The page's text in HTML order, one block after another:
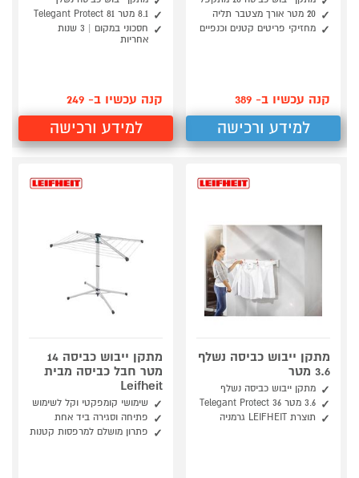
20 מטר אורך מצטבר תליה
מחזיקי פריטים קטנים וכנפיים
קנה עכשיו ב- 389
למידע ורכישה
8.1 מטר Telegant Protect 81
חסכוני במקום | 3 שנות
אחריות
קנה עכשיו ב- 249
למידע ורכישה
מתקן ייבוש כביסה נשלף
3.6 מטר
מתקן ייבוש כביסה נשלף
3.6 מטר Telegant Protect 36
תוצרת LEIFHEIT גרמניה
מתקן ייבוש כביסה 14
מטר חבל כביסה מבית
Leifheit
שימושי קומפקטי וקל לשימוש
פתיחה וסגירה ביד אחת
פתרון מושלם למרפסות קטנות